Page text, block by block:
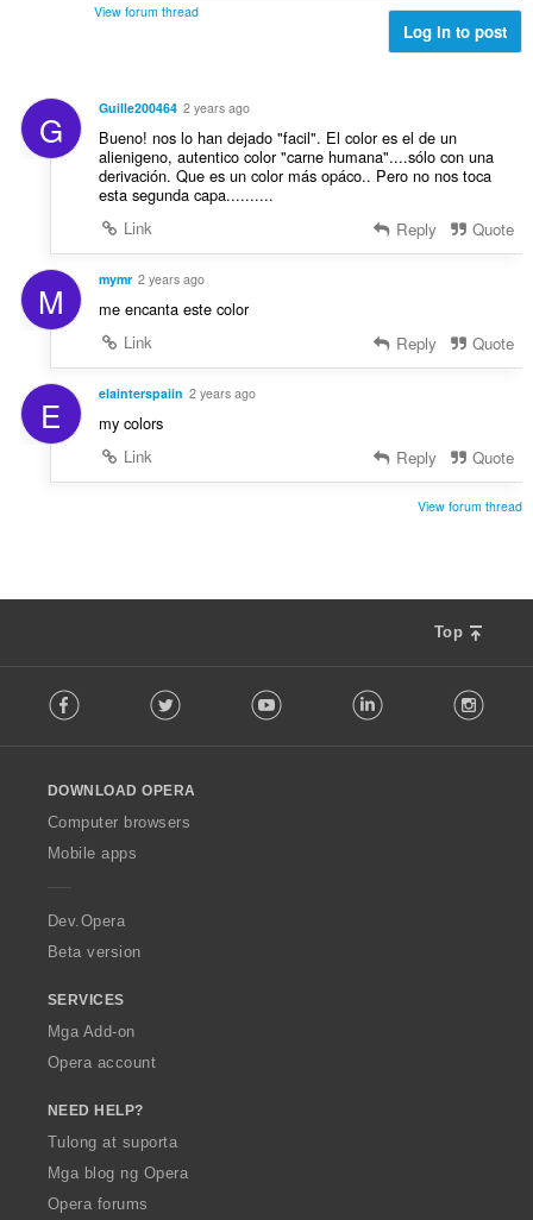
View forum thread
Log in to post
G Guille200464 2 years ago
Bueno! nos lo han dejado "facil". El color es el de un
alienigeno, autentico color "carne humana"....sólo con una
derivación. Que es un color más opáco.. Pero no nos toca
esta segunda capa..........
Link
Reply Quote
M mymr 2 years ago
me encanta este color
Link
Reply Quote
E elainterspaiin 2 years ago
my colors
Link
Reply Quote
View forum thread
Top
o
w
O
p
a
Facebook Twitter Youtube LinkedIn
DOWNLOAD OPERA
Computer browsers
Mobile apps
Dev.Opera
Beta version
SERVICES
Mga Add-on
Opera account
NEED HELP?
Tulong at suporta
Mga blog ng Opera
Opera forums